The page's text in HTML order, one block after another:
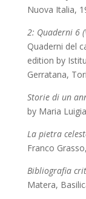
Nuova Italia,
2: Quaderni 6
Quaderni del
edition by
Gerratana,
Storie di un
by Maria
La pietra
Franco
Bibliografia
Matera,